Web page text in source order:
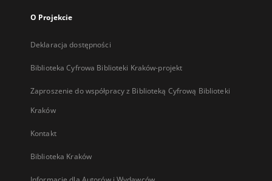
O Projekcie
Deklaracja dostępności
Biblioteka Cyfrowa Biblioteki Kraków-projekt
Zaproszenie do współpracy z Biblioteką Cyfrową Biblioteki
Kraków
Kontakt
Biblioteka Kraków